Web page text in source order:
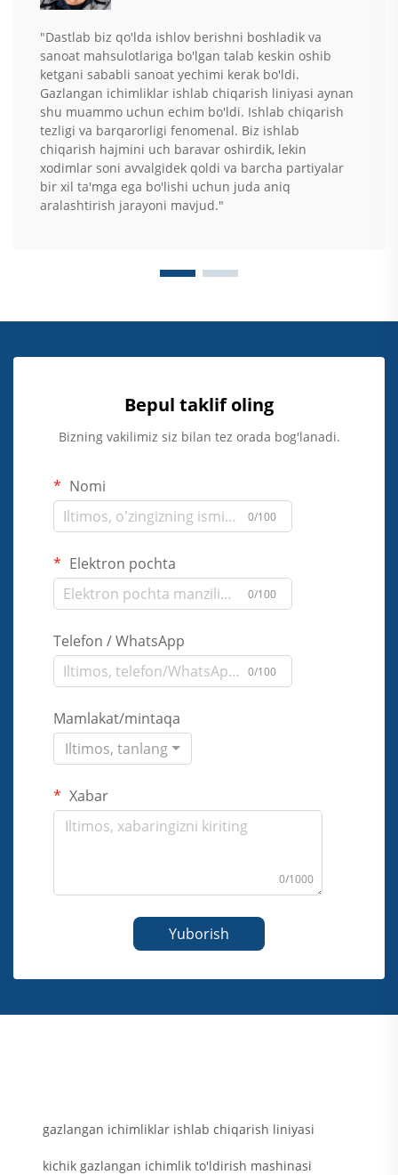
"Dastlab biz qo'lda ishlov berishni boshladik va
sanoat mahsulotlariga bo'lgan talab keskin oshib
ketgani sababli sanoat yechimi kerak bo'ldi.
Gazlangan ichimliklar ishlab chiqarish liniyasi aynan
shu muammo uchun echim bo'ldi. Ishlab chiqarish
tezligi va barqarorligi fenomenal. Biz ishlab
chiqarish hajmini uch baravar oshirdik, lekin
xodimlar soni avvalgidek qoldi va barcha partiyalar
bir xil ta'mga ega bo'lishi uchun juda aniq
aralashtirish jarayoni mavjud."
Bepul taklif oling
Bizning vakilimiz siz bilan tez orada bog'lanadi.
Nomi
0/100
Elektron pochta
0/100
Telefon / WhatsApp
0/100
Mamlakat/mintaqa
Iltimos, tanlang
Xabar
0/1000
Yuborish
gazlangan ichimliklar ishlab chiqarish liniyasi
kichik gazlangan ichimlik to'ldirish mashinasi